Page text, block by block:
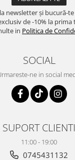
newsletter și bucură-
de -10% la prima
in Politica de
SOCIAL
ne in social
SUPORT CLIENTI
11:00 - 19:00
0745431132